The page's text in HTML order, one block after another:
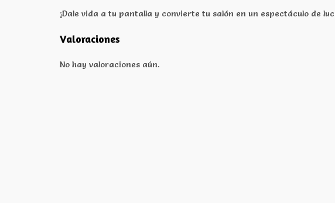
¡Dale vida a tu pantalla y convierte tu salón en un espectáculo de
Valoraciones
No hay valoraciones aún.